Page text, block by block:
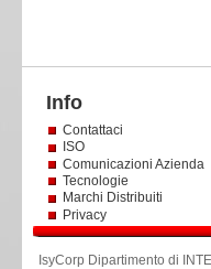
Info
Contattaci
ISO
Comunicazioni Azienda
Tecnologie
Marchi Distribuiti
Privacy
IsyCorp Dipartimento di